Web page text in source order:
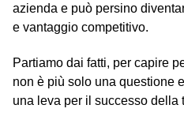
azienda e può persino
e vantaggio competitivo.
Partiamo dai fatti, per capire
non è più solo una questione
una leva per il successo della